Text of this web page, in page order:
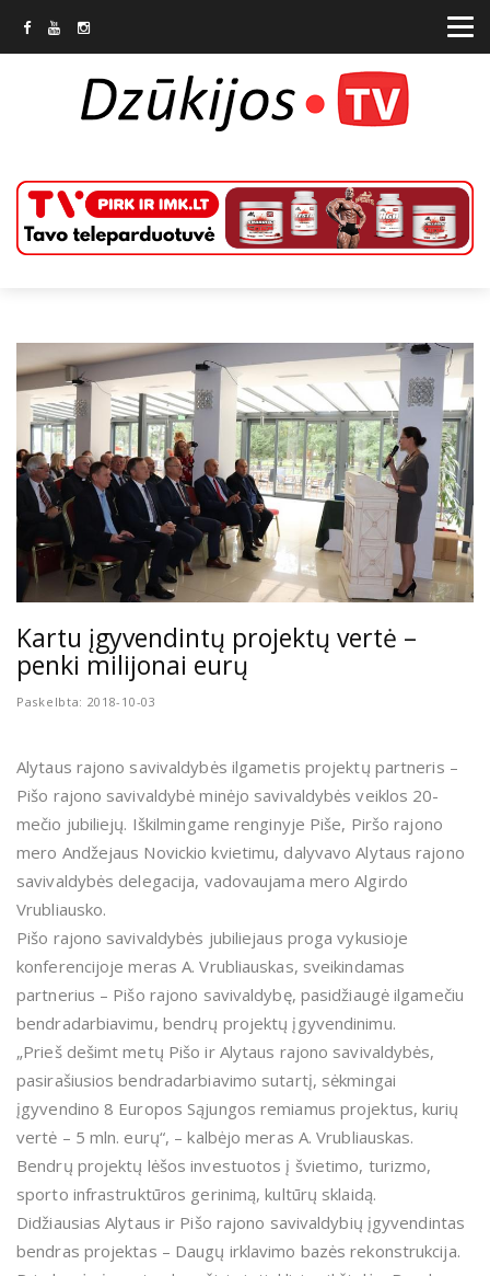
Kartu įgyvendintų projektų vertė –
penki milijonai eurų
Paskelbta: 2018-10-03
Alytaus rajono savivaldybės ilgametis projektų partneris –
Pišo rajono savivaldybė minėjo savivaldybės veiklos 20-
mečio jubiliejų. Iškilmingame renginyje Piše, Piršo rajono
mero Andžejaus Novickio kvietimu, dalyvavo Alytaus rajono
savivaldybės delegacija, vadovaujama mero Algirdo
Vrubliausko.
Pišo rajono savivaldybės jubiliejaus proga vykusioje
konferencijoje meras A. Vrubliauskas, sveikindamas
partnerius – Pišo rajono savivaldybę, pasidžiaugė ilgamečiu
bendradarbiavimu, bendrų projektų įgyvendinimu.
„Prieš dešimt metų Pišo ir Alytaus rajono savivaldybės,
pasirašiusios bendradarbiavimo sutartį, sėkmingai
įgyvendino 8 Europos Sąjungos remiamus projektus, kurių
vertė – 5 mln. eurų“, – kalbėjo meras A. Vrubliauskas.
Bendrų projektų lėšos investuotos į švietimo, turizmo,
sporto infrastruktūros gerinimą, kultūrų sklaidą.
Didžiausias Alytaus ir Pišo rajono savivaldybių įgyvendintas
bendras projektas – Daugų irklavimo bazės rekonstrukcija.